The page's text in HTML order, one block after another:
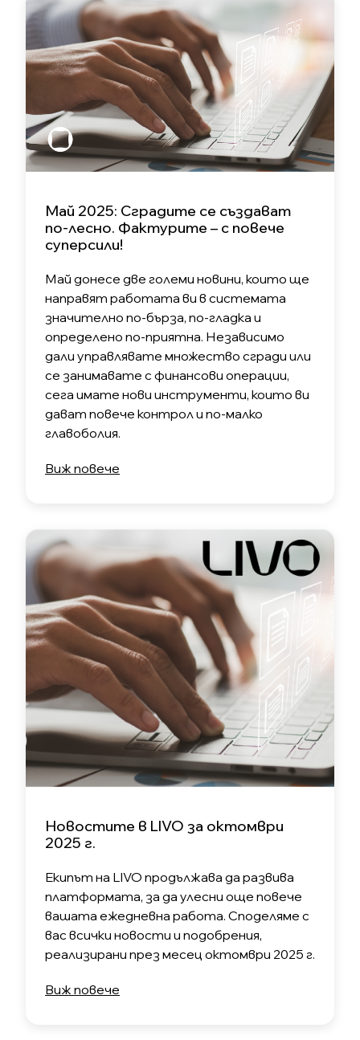
Май 2025: Сградите се създават
по-лесно. Фактурите – с повече
суперсили!
Май донесе две големи новини, които ще
направят работата ви в системата
значително по-бърза, по-гладка и
определено по-приятна. Независимо
дали управлявате множество сгради или
се занимавате с финансови операции,
сега имате нови инструменти, които ви
дават повече контрол и по-малко
главоболия.
Виж повече
Новостите в LIVO за октомври
2025 г.
Екипът на LIVO продължава да развива
платформата, за да улесни още повече
вашата ежедневна работа. Споделяме с
вас всички новости и подобрения,
реализирани през месец октомври 2025 г.
Виж повече